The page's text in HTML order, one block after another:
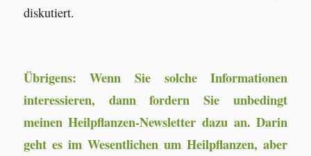
diskutiert.
Übrigens: Wenn Sie solche Informationen
interessieren, dann fordern Sie unbedingt
meinen Heilpflanzen-Newsletter dazu an. Darin
geht es im Wesentlichen um Heilpflanzen, aber